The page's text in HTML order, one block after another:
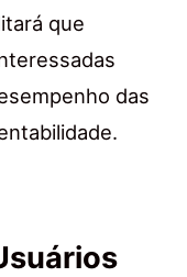
que
das